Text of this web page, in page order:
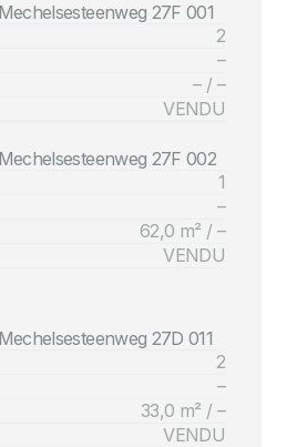
27F 001
2
–
– / –
VENDU
27F 002
1
–
62,0 m² / –
VENDU
27D 011
2
–
33,0 m² / –
VENDU